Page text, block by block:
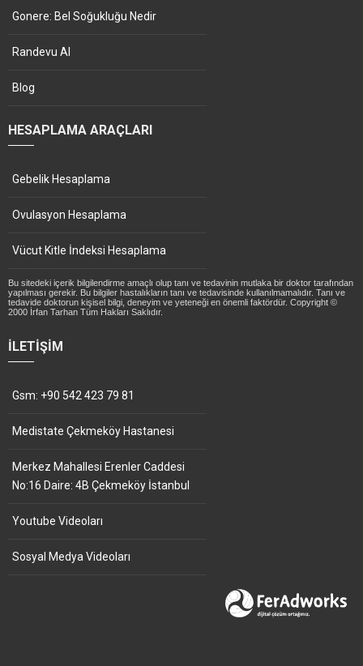
Gonere: Bel Soğukluğu Nedir
Randevu Al
Blog
HESAPLAMA ARAÇLARI
Gebelik Hesaplama
Ovulasyon Hesaplama
Vücut Kitle İndeksi Hesaplama
Bu sitedeki içerik bilgilendirme amaçlı olup tanı ve tedavinin mutlaka bir doktor tarafından
yapılması gerekir. Bu bilgiler hastalıkların tanı ve tedavisinde kullanılmamalıdır. Tanı ve
tedavide doktorun kişisel bilgi, deneyim ve yeteneği en önemli faktördür. Copyright ©
2000 İrfan Tarhan Tüm Hakları Saklıdır.
İLETIŞIM
Gsm: +90 542 423 79 81
Medistate Çekmeköy Hastanesi
Merkez Mahallesi Erenler Caddesi
No:16 Daire: 4B Çekmeköy İstanbul
Youtube Videoları
Sosyal Medya Videoları